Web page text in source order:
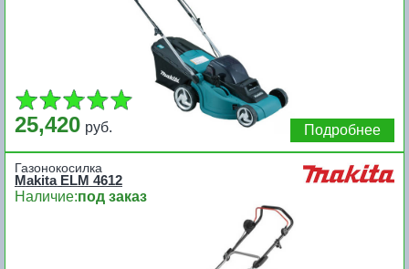
25,420 руб. Подробнее
Газонокосилка
Makita ELM 4612
Наличие:под заказ